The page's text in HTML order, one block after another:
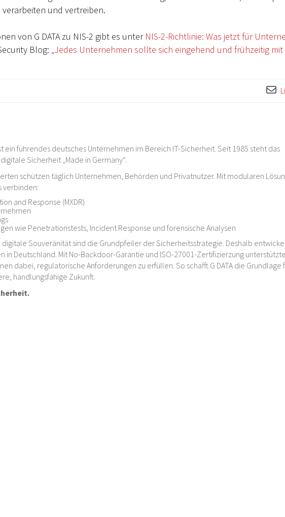
und vertreiben.
von G DATA zu NIS-2 gibt es unter NIS-2-Richtlinie: Was jetzt für
Blog: „Jedes Unternehmen sollte sich eingehend und frühzeitig mit
ein führendes deutsches Unternehmen im Bereich IT-Sicherheit. Seit 1985 steht das
Sicherheit „Made in Germany“.
schützen täglich Unternehmen, Behörden und Privatnutzer. Mit modularen
verbinden:
and Response (MXDR)
wie Penetrationstests, Incident Response und forensische Analysen
digitale Souveränität sind die Grundpfeiler der Sicherheitsstrategie. Deshalb
in Deutschland. Mit No-Backdoor-Garantie und ISO-27001-Zertifizierzung
dabei, regulatorische Anforderungen zu erfüllen. So schafft G DATA die Grundlage
handlungsfähige Zukunft.